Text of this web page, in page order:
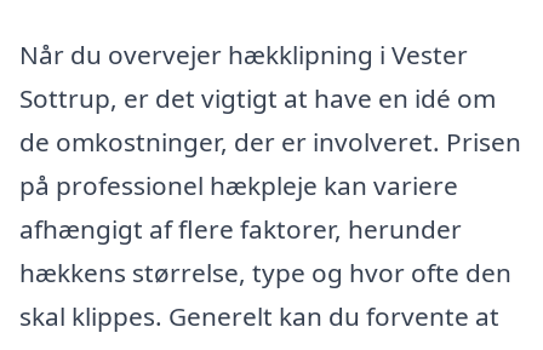
Når du overvejer hækklipning i Vester
Sottrup, er det vigtigt at have en idé om
de omkostninger, der er involveret. Prisen
på professionel hækpleje kan variere
afhængigt af flere faktorer, herunder
hækkens størrelse, type og hvor ofte den
skal klippes. Generelt kan du forvente at